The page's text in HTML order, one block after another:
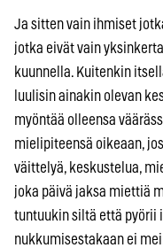
Ja sitten vain ihmiset
jotka eivät vain
kuunnella. Kuitenkin
luulisin ainakin olevan
myöntää olleensa
mielipiteensä oikeaan,
väittelyä, keskustelua,
joka päivä jaksa miettiä
tuntuukin siltä että pyörii
nukkumisestakaan ei